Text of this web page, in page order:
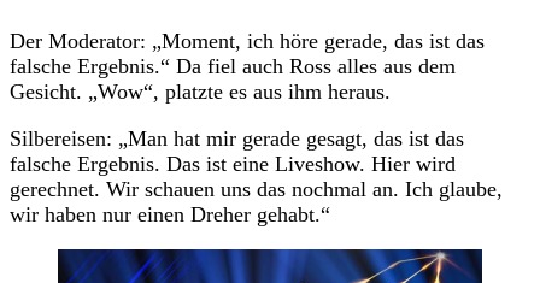
Der Moderator: „Moment, ich höre gerade, das ist das
falsche Ergebnis.“ Da fiel auch Ross alles aus dem
Gesicht. „Wow“, platzte es aus ihm heraus.
Silbereisen: „Man hat mir gerade gesagt, das ist das
falsche Ergebnis. Das ist eine Liveshow. Hier wird
gerechnet. Wir schauen uns das nochmal an. Ich glaube,
wir haben nur einen Dreher gehabt.“